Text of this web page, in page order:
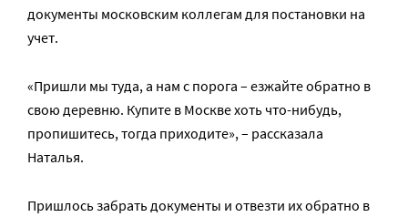
документы московским коллегам для постановки на
учет.
«Пришли мы туда, а нам с порога – езжайте обратно в
свою деревню. Купите в Москве хоть что-нибудь,
пропишитесь, тогда приходите», – рассказала
Наталья.
Пришлось забрать документы и отвезти их обратно в